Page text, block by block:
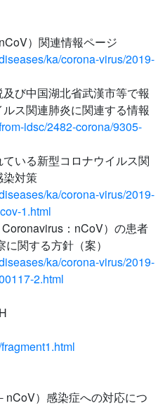
）関連情報ページ
ka/corona-virus/2019-
び中国湖北省武漢市等で報
ス関連肺炎に関連する情報
idsc/2482-corona/9305-
いる新型コロナウイルス関
染対策
ka/corona-virus/2019-
1.html
：nCoV）の患者
関する方針（案）
ka/corona-virus/2019-
2.html
nCoV）感染症への対応につ